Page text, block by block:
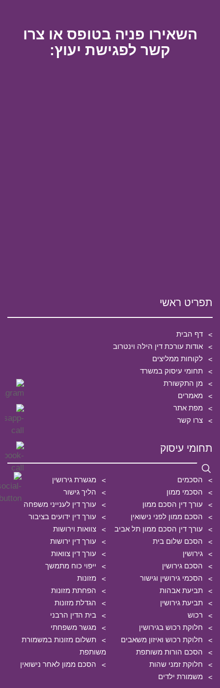
השאירו פניה בטופס או צרו
קשר לפגישת יעוץ:
תפריט ראשי
דף הבית
אודות עורכת דין הילה וינטרוב
לקוחות ממליצים
תחומי עיסוק במשרד
מן התקשורת
מאמרים
מפת אתר
צרו קשר
תחומי עיסוק
הסכמים
הסכמי ממון
עורך דין הסכם ממון
הסכם ממון לפני נישואין
עורך דין הסכם ממון תל אביב
הסכם שלום בית
גירושין
הסכם גירושין
הסכמי גירושין וגישור
תביעת אבהות
תביעת גירושין
רכוש
חלוקת רכוש בגירושין
חלוקת רכוש ואיזון משאבים
הסכם הורות משותפת
חלוקת זמני שהות
משמורת ילדים
מגשרת גירושין
הליך גישור
עורך דין לענייני משפחה
עורך דין ידועים בציבור
צוואות וירושות
עורך דין ירושות
עורך דין צוואות
ייפוי כוח מתמשך
מזונות
הפחתת מזונות
הגדלת מזונות
בית הדין הרבני
מגשר משפחתי
תשלום מזונות במשמורת
משותפת
הסכם ממון לאחר נישואין